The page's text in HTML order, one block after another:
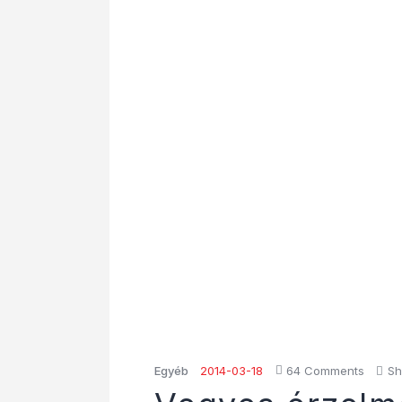
Egyéb 2014-03-18 64 Comments